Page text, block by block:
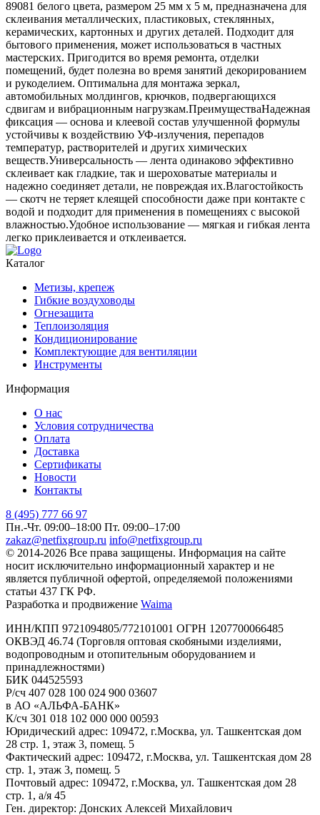
89081 белого цвета, размером 25 мм х 5 м, предназначена для
склеивания металлических, пластиковых, стеклянных,
керамических, картонных и других деталей. Подходит для
бытового применения, может использоваться в частных
мастерских. Пригодится во время ремонта, отделки
помещений, будет полезна во время занятий декорированием
и рукоделием. Оптимальна для монтажа зеркал,
автомобильных молдингов, крючков, подвергающихся
сдвигам и вибрационным нагрузкам.ПреимуществаНадежная
фиксация — основа и клеевой состав улучшенной формулы
устойчивы к воздействию УФ-излучения, перепадов
температур, растворителей и других химических
веществ.Универсальность — лента одинаково эффективно
склеивает как гладкие, так и шероховатые материалы и
надежно соединяет детали, не повреждая их.Влагостойкость
— скотч не теряет клеящей способности даже при контакте с
водой и подходит для применения в помещениях с высокой
влажностью.Удобное использование — мягкая и гибкая лента
легко приклеивается и отклеивается.
Каталог
Метизы, крепеж
Гибкие воздуховоды
Огнезащита
Теплоизоляция
Кондиционирование
Комплектующие для вентиляции
Инструменты
Информация
О нас
Условия сотрудничества
Оплата
Доставка
Сертификаты
Новости
Контакты
8 (495) 777 66 97
Пн.-Чт. 09:00–18:00 Пт. 09:00–17:00
zakaz@netfixgroup.ru info@netfixgroup.ru
© 2014-2026 Все права защищены. Информация на сайте
носит исключительно информационный характер и не
является публичной офертой, определяемой положениями
статьи 437 ГК РФ.
Разработка и продвижение Waima
ИНН/КПП 9721094805/772101001 ОГРН 1207700066485
ОКВЭД 46.74 (Торговля оптовая скобяными изделиями,
водопроводным и отопительным оборудованием и
принадлежностями)
БИК 044525593
Р/сч 407 028 100 024 900 03607
в АО «АЛЬФА-БАНК»
К/сч 301 018 102 000 000 00593
Юридический адрес: 109472, г.Москва, ул. Ташкентская дом
28 стр. 1, этаж 3, помещ. 5
Фактический адрес: 109472, г.Москва, ул. Ташкентская дом 28
стр. 1, этаж 3, помещ. 5
Почтовый адрес: 109472, г.Москва, ул. Ташкентская дом 28
стр. 1, а/я 45
Ген. директор: Донских Алексей Михайлович